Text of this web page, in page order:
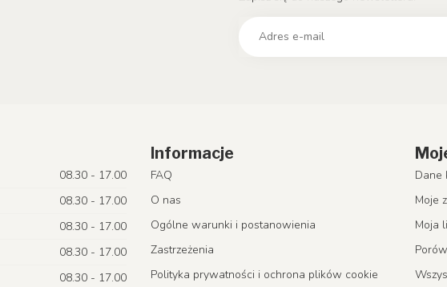
08.30 - 17.00
08.30 - 17.00
08.30 - 17.00
08.30 - 17.00
08.30 - 17.00
Informacje
FAQ
O nas
Ogólne warunki i postanowienia
Zastrzeżenia
Polityka prywatności i ochrona plików cookie
Dane
Moje
Moja